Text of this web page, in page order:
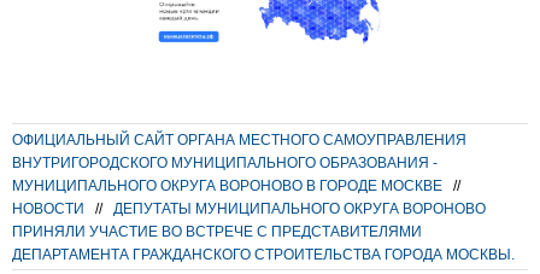
ОФИЦИАЛЬНЫЙ САЙТ ОРГАНА МЕСТНОГО САМОУПРАВЛЕНИЯ
ВНУТРИГОРОДСКОГО МУНИЦИПАЛЬНОГО ОБРАЗОВАНИЯ -
МУНИЦИПАЛЬНОГО ОКРУГА ВОРОНОВО В ГОРОДЕ МОСКВЕ
//
НОВОСТИ
//
ДЕПУТАТЫ МУНИЦИПАЛЬНОГО ОКРУГА ВОРОНОВО
ПРИНЯЛИ УЧАСТИЕ ВО ВСТРЕЧЕ С ПРЕДСТАВИТЕЛЯМИ
ДЕПАРТАМЕНТА ГРАЖДАНСКОГО СТРОИТЕЛЬСТВА ГОРОДА МОСКВЫ.